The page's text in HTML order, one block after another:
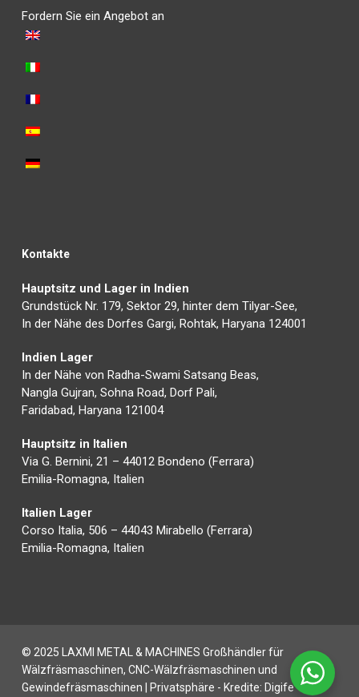
Fordern Sie ein Angebot an
Kontakte
Hauptsitz und Lager in Indien
Grundstück Nr. 179, Sektor 29, hinter dem Tilyar-See,
In der Nähe des Dorfes Gargi, Rohtak, Haryana 124001
Indien Lager
In der Nähe von Radha-Swami Satsang Beas,
Nangla Gujran, Sohna Road, Dorf Pali,
Faridabad, Haryana 121004
Hauptsitz in Italien
Via G. Bernini, 21 – 44012 Bondeno (Ferrara)
Emilia-Romagna, Italien
Italien Lager
Corso Italia, 506 – 44043 Mirabello (Ferrara)
Emilia-Romagna, Italien
© 2025 LAXMI METAL & MACHINES Großhändler für
Wälzfräsmaschinen, CNC-Wälzfräsmaschinen und
Gewindefräsmaschinen |
Privatsphäre - Kredite: Digife